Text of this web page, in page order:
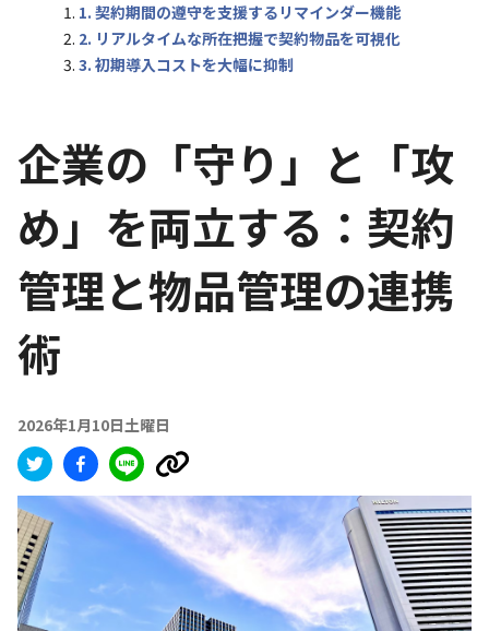
1. 契約期間の遵守を支援するリマインダー機能
2. リアルタイムな所在把握で契約物品を可視化
3. 初期導入コストを大幅に抑制
企業の「守り」と「攻
め」を両立する：契約
管理と物品管理の連携
術
2026年1月10日土曜日